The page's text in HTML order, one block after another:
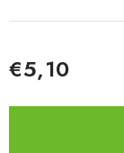
FAQ
Výstavy
€5,10